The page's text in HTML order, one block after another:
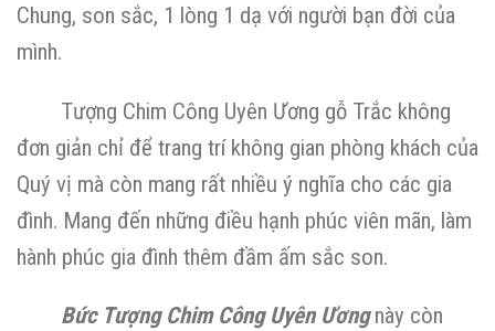
Chung, son sắc, 1 lòng 1 dạ với người bạn đời của
mình.
Tượng Chim Công Uyên Ương gỗ Trắc không
đơn giản chỉ để trang trí không gian phòng khách của
Quý vị mà còn mang rất nhiều ý nghĩa cho các gia
đình. Mang đến những điều hạnh phúc viên mãn, làm
hành phúc gia đình thêm đầm ấm sắc son.
Bức Tượng Chim Công Uyên Ươngnày còn